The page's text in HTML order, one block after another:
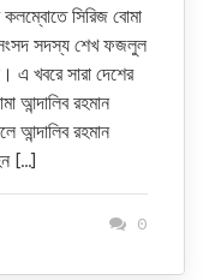
সিরিজ বোমা
সংসদ সদস্য শেখ ফজলুল
এ খবরে সারা দেশের
আন্দালিব রহমান
আন্দালিব রহমান
[…]
0